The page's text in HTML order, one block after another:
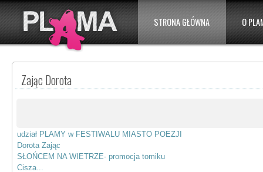
STRONA GŁÓWNA O
Zając Dorota
udział PLAMY w FESTIWALU MIASTO POEZJI
Dorota Zając
SŁOŃCEM NA WIETRZE- promocja tomiku
Cisza...